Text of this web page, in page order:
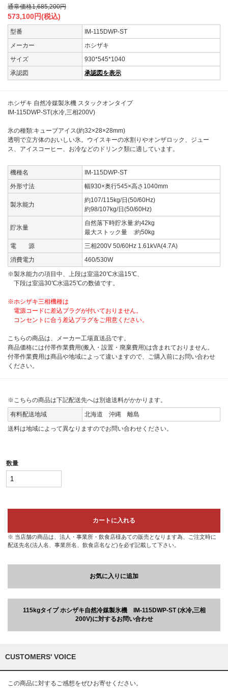
通常価格1,685,200円
573,100円(税込)
型番
IM-115DWP-ST
メーカー
ホシザキ
サイズ
930*545*1040
承認図
承認図を表示
ホシザキ 自然冷媒製氷機 スタックオンタイプ
IM-115DWP-ST(水冷,三相200V)
氷の種類:キューブアイス(約32×28×28mm)
透明で立方体のおいしい氷。ウイスキーの水割りやオンザロック、ジュー
ス、アイスコーヒー、お冷などのドリンク類に適しています。
機種名
IM-115DWP-ST
外形寸法
幅930×奥行545×高さ1040mm
製氷能力
約107/115kg/日(50/60Hz)
約98/107kg/日(50/60Hz)
貯氷量
自然落下時貯氷量:約42kg
最大ストック量 :約50kg
電 源
三相200V 50/60Hz 1.61kVA(4.7A)
消費電力
460/530W
※製氷能力の項目中、上段は室温20℃水温15℃、
下段は室温30℃水温25℃の数値です。
※ホシザキ三相機種は
電源コードに差込プラグが付いておりません。
コンセントに合う差込プラグをご用意ください。
こちらの商品は、メーカー工場直送品です。
商品価格には付帯作業費用(搬入・設置・廃棄費用)は含まれておりません。
付帯作業費用は商品や地域によって違いますので、ご購入前にお問い合わせ
ください。
※こちらの商品は下記配送先へは別途送料がかかります。
有料配送地域
北海道 沖縄 離島
送料は地域によって異なりますのでお問い合わせください。
数量
カートに入れる
※ 当店舗の商品は、法人・事業所・飲食店様あての販売となります為、ご注文時に
配送先名(法人名、事業所名、飲食店名など)を必ず記載して下さい。
お気に入りに追加
115kgタイプ ホシザキ自然冷媒製氷機 IM-115DWP-ST (水冷,三相
200V)に対するお問い合わせ
CUSTOMERS' VOICE
この商品に対するご感想をぜひお寄せください。